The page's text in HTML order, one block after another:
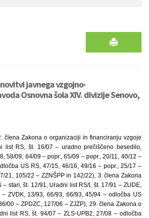
javnega vzgojno-
Osnovna šola XIV. divizije Senovo,
člena Zakona o organizaciji in financiranju vzgoje
list RS, št. 16/07 – uradno prečiščeno besedilo,
58/09, 64/09 – popr., 65/09 – popr., 20/11, 40/12 –
US RS, 47/15, 46/16, 49/16 – popr., 25/17 –
21, 105/22 – ZZNŠPP in 142/22), 3. člena Zakona
stari, št. 12/91, Uradni list RS/I, št. 17/91 – ZUDE,
ZVDK, 13/93, 66/93, 66/93, 45/94 – odločba US
00 – ZPDZC, 127/06 – ZJZP), 29. člena Zakona o
list RS, št. 94/07 – ZLS-UPB2, 27/08 – odločba